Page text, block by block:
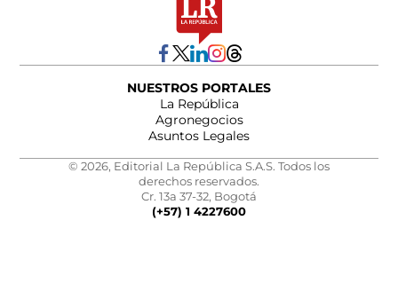
NUESTROS PORTALES
La República
Agronegocios
Asuntos Legales
© 2026, Editorial La República S.A.S. Todos los
derechos reservados.
Cr. 13a 37-32, Bogotá
(+57) 1 4227600